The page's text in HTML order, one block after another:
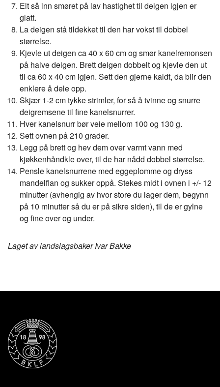
Elt så inn smøret på lav hastighet til deigen igjen er
glatt.
La deigen stå tildekket til den har vokst til dobbel
størrelse.
Kjevle ut deigen ca 40 x 60 cm og smør kanelremonsen
på halve deigen. Brett deigen dobbelt og kjevle den ut
til ca 60 x 40 cm igjen. Sett den gjerne kaldt, da blir den
enklere å dele opp.
Skjær 1-2 cm tykke strimler, for så å tvinne og snurre
deigremsene til fine kanelsnurrer.
Hver kanelsnurr bør veie mellom 100 og 130 g.
Sett ovnen på 210 grader.
Legg på brett og hev dem over varmt vann med
kjøkkenhåndkle over, til de har nådd dobbel størrelse.
Pensle kanelsnurrene med eggeplomme og dryss
mandelflan og sukker oppå. Stekes midt i ovnen i +/- 12
minutter (avhengig av hvor store du lager dem, begynn
på 10 minutter så du er på sikre siden), til de er gylne
og fine over og under.
Laget av landslagsbaker Ivar Bakke